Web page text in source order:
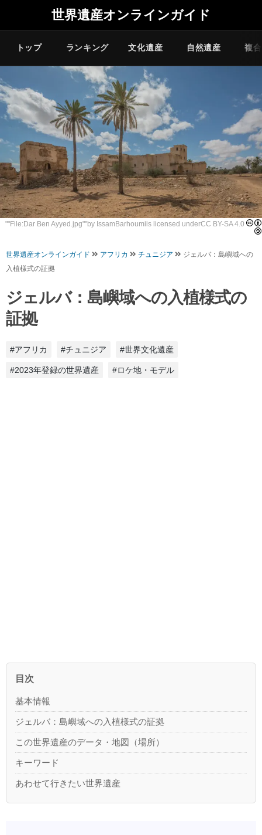
世界遺産オンラインガイド
トップ ランキング 文化遺産 自然遺産 複
""File:Dar Ben Ayyed.jpg""by IssamBarhoumiis licensed underCC BY-SA 4.0
世界遺産オンラインガイド アフリカ チュニジア
ジェルバ：島嶼域への
入植様式の証拠
ジェルバ：島嶼域への入植様式の
証拠
#アフリカ #チュニジア #世界文化遺産
#2023年登録の世界遺産 #ロケ地・モデル
目次
基本情報
ジェルバ：島嶼域への入植様式の証拠
この世界遺産のデータ・地図（場所）
キーワード
あわせて行きたい世界遺産